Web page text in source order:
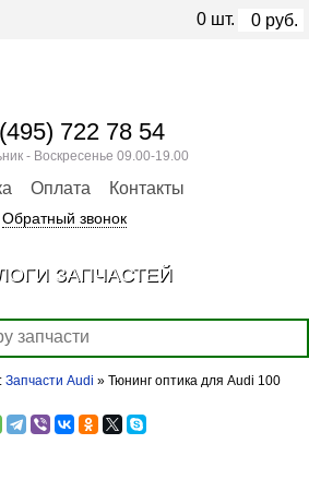
Запчасти Audi » Тюнинг оптика для Audi 100
722 78 54
- Воскресенье 09.00-19.00
Оплата Контакты
Обратный звонок
0 шт. 0 руб.
ЗАПЧАСТЕЙ